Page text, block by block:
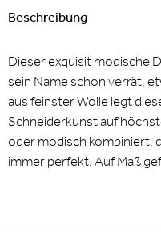
Beschreibung
Dieser exquisit modische
sein Name schon verrät,
aus feinster Wolle legt
Schneiderkunst auf
oder modisch kombiniert,
immer perfekt. Auf Maß